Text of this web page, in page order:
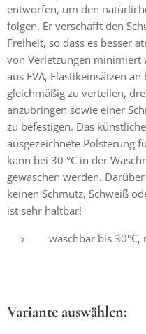
entworfen, um den
folgen. Er verschafft den
Freiheit, so dass es besser
von Verletzungen minimiert
aus EVA, Elastikeinsätzen
gleichmäßig zu verteilen,
anzubringen sowie einer
zu befestigen. Das
ausgezeichnete Polsterung
kann bei 30 °C in der
gewaschen werden.
keinen Schmutz, Schweiß
ist sehr haltbar!
waschbar bis
Variante auswählen: